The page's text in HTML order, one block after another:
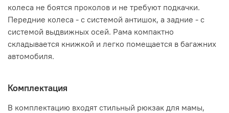
колеса не боятся проколов и не требуют подкачки.
Передние колеса - с системой антишок, а задние - с
системой выдвижных осей. Рама компактно
складывается книжкой и легко помещается в багажних
автомобиля.
Комплектация
В комплектацию входят стильный рюкзак для мамы,